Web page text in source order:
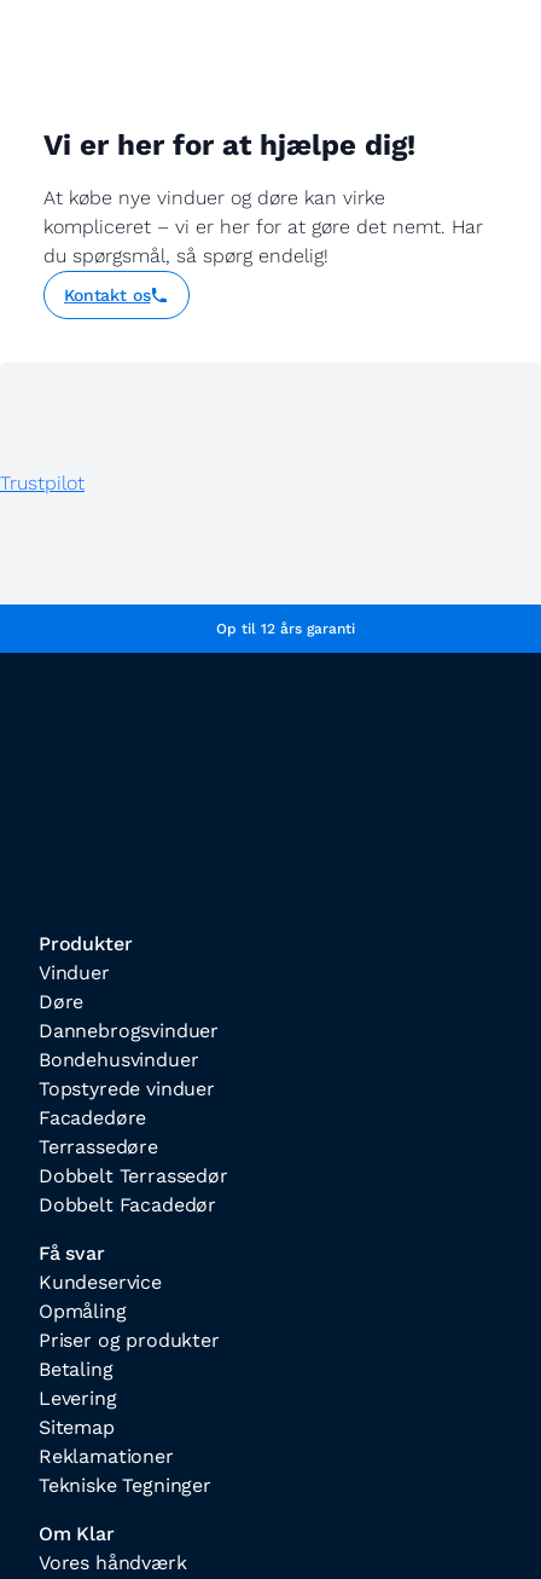
Vi er her for at hjælpe dig!
At købe nye vinduer og døre kan virke
kompliceret – vi er her for at gøre det nemt. Har
du spørgsmål, så spørg endelig!
Kontakt os
Trustpilot
Op til 12 års garanti
Produkter
Vinduer
Døre
Dannebrogsvinduer
Bondehusvinduer
Topstyrede vinduer
Facadedøre
Terrassedøre
Dobbelt Terrassedør
Dobbelt Facadedør
Få svar
Kundeservice
Opmåling
Priser og produkter
Betaling
Levering
Sitemap
Reklamationer
Tekniske Tegninger
Om Klar
Vores håndværk